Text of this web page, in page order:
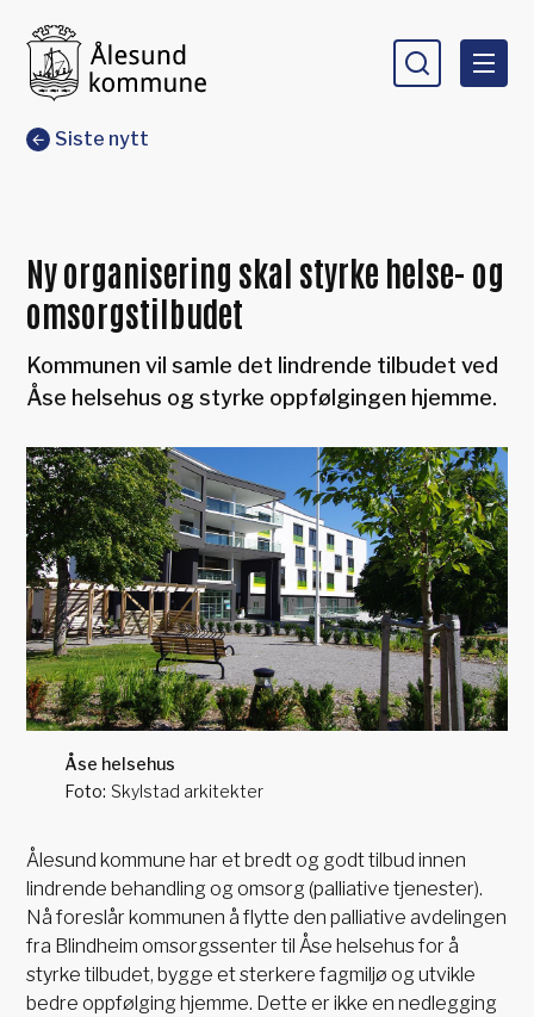
Du er her:
Siste nytt
Ny organisering skal styrke helse- og
omsorgstilbudet
Kommunen vil samle det lindrende tilbudet ved
Åse helsehus og styrke oppfølgingen hjemme.
Åse helsehus
Skylstad arkitekter
Ålesund kommune har et bredt og godt tilbud innen
lindrende behandling og omsorg (palliative tjenester).
Nå foreslår kommunen å flytte den palliative avdelingen
fra Blindheim omsorgssenter til Åse helsehus for å
styrke tilbudet, bygge et sterkere fagmiljø og utvikle
bedre oppfølging hjemme. Dette er ikke en nedlegging